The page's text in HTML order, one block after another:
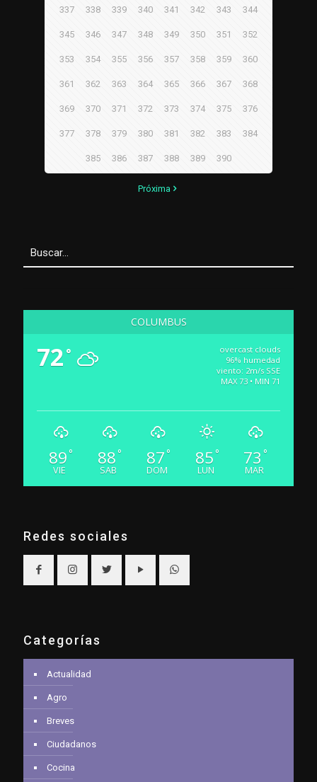
337 338 339 340 341 342 343 344
345 346 347 348 349 350 351 352
353 354 355 356 357 358 359 360
361 362 363 364 365 366 367 368
369 370 371 372 373 374 375 376
377 378 379 380 381 382 383 384
385 386 387 388 389 390
Próxima
COLUMBUS
72 °
overcast clouds
96% humedad
viento: 2m/s SSE
MAX 73 • MIN 71
89 °
VIE
88 °
SAB
87 °
DOM
85 °
LUN
73 °
MAR
Redes sociales
Categorías
Actualidad
Agro
Breves
Ciudadanos
Cocina